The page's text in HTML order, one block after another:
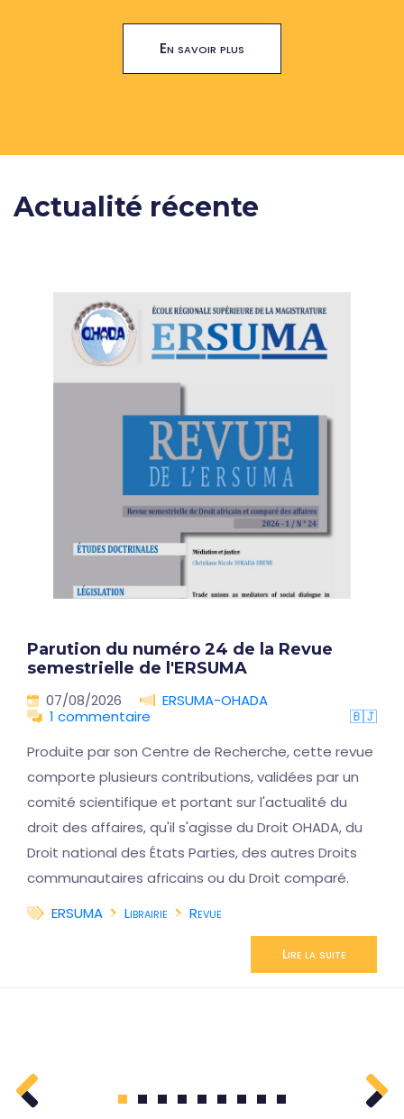
En savoir plus
Actualité récente
Parution du numéro 24 de la Revue
semestrielle de l'ERSUMA
07/08/2026
ERSUMA-OHADA
1 commentaire
🇧🇯
Produite par son Centre de Recherche, cette revue
comporte plusieurs contributions, validées par un
comité scientifique et portant sur l'actualité du
droit des affaires, qu'il s'agisse du Droit OHADA, du
Droit national des États Parties, des autres Droits
communautaires africains ou du Droit comparé.
ERSUMA
Librairie Revue
Lire la suite
1 2 3 4 5 6 7 8 9